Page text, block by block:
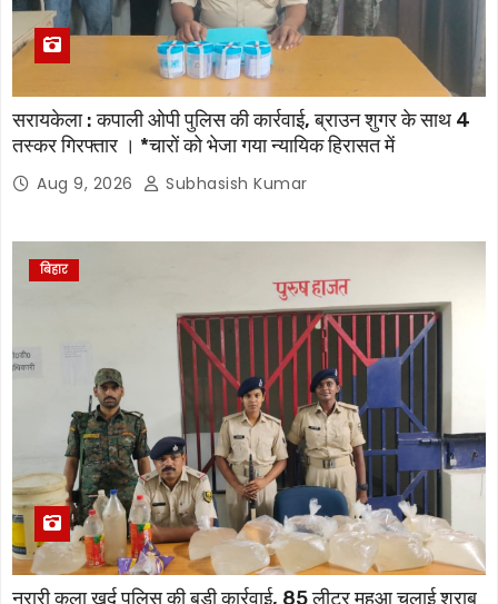
सरायकेला : कपाली ओपी पुलिस की कार्रवाई, ब्राउन शुगर के साथ 4
तस्कर गिरफ्तार । *चारों को भेजा गया न्यायिक हिरासत में
Aug 9, 2026 Subhasish Kumar
बिहार
नरारी कला खुर्द पुलिस की बड़ी कार्रवाई, 85 लीटर महुआ चुलाई शराब